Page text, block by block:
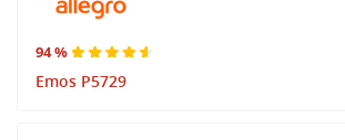
94 %
Emos P5729